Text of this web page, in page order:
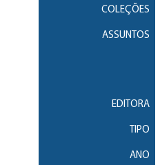
COLEÇÕES
ASSUNTOS
EDITORA
TIPO
ANO